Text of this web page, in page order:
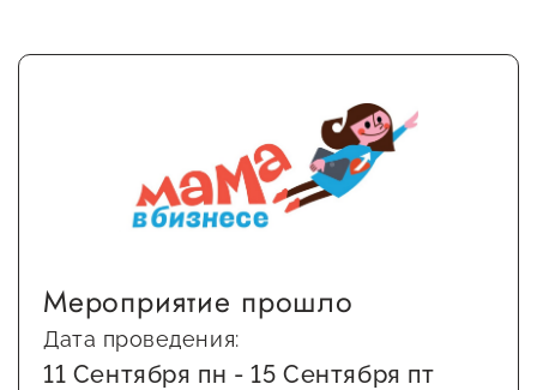
Мероприятие прошло
Дата проведения:
11 Сентября пн - 15 Сентября пт